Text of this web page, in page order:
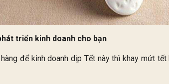
triển kinh doanh cho bạn
để kinh doanh dịp Tết này thì khay mứt